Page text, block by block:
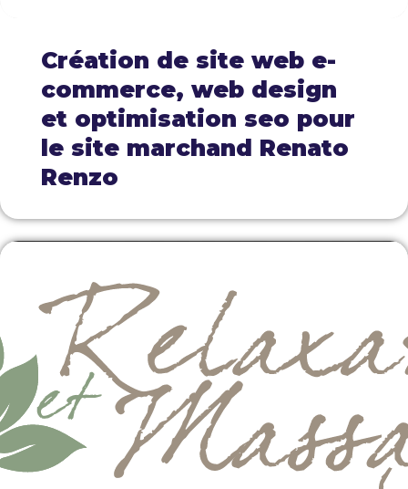
Création de site web e-
commerce, web design
et optimisation seo pour
le site marchand Renato
Renzo